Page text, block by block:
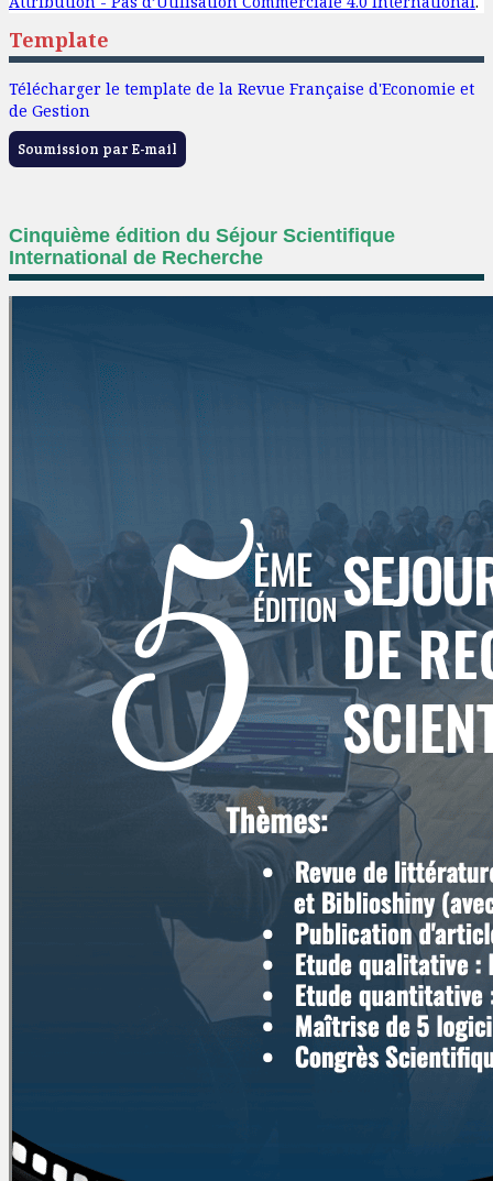
Template
Télécharger le template de la Revue Française d'Economie et
de Gestion
Soumission par E-mail
Cinquième édition du Séjour Scientifique
International de Recherche